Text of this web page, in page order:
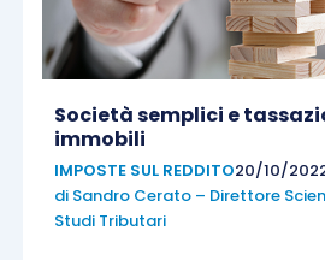
Società semplici e
immobili
IMPOSTE SUL REDDITO20/10/
di Sandro Cerato – Direttore
Studi Tributari